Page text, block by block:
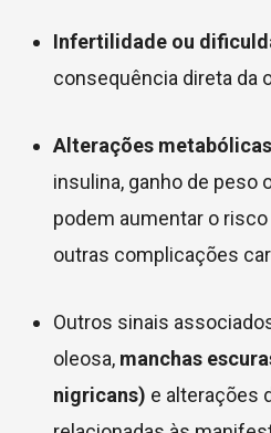
Infertilidade ou
consequência direta da
Alterações metabólicas
insulina, ganho de peso
podem aumentar o
outras complicações
Outros sinais
oleosa, manchas
nigricans) e alterações